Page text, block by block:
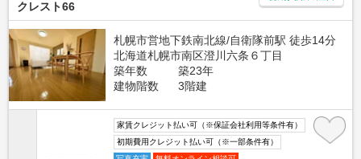
クレスト66
札幌市営地下鉄南北線/自衛隊前駅 徒歩14分
北海道札幌市南区澄川六条６丁目
築年数
築23年
建物階数
3階建
家賃クレジット払い可（※保証会社利用等条件有）
初期費用クレジット払い可（※一部条件有）